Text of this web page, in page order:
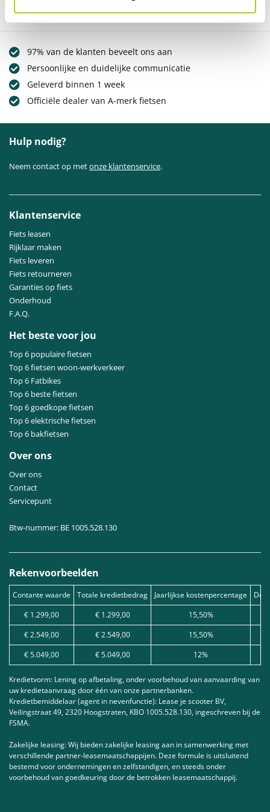
97% van de klanten beveelt ons aan
Persoonlijke en duidelijke communicatie
Geleverd binnen 1 week
Officiële dealer van A-merk fietsen
Hulp nodig?
Neem contact op metonze klantenservice.
Klantenservice
Fiets leasen
Rijklaar maken
Fiets leveren
Fiets retourneren
Garanties op fiets
Onderhoud
F.A.Q.
Het beste voor jou
Top 6 populaire fietsen
Top 6 fietsen woon-werkverkeer
Top 6 Fatbikes
Top 6 beste fietsen
Top 6 goedkope fietsen
Top 6 elektrische fietsen
Top 6 bakfietsen
Over ons
Over ons
Contact
Servicepunt
Btw-nummer: BE 1005.528.130
Rekenvoorbeelden
Contante waarde Totale kredietbedrag Jaarlijkse kostenpercentage
€ 1.299,00
€ 1.299,00
15,50%
€ 2.549,00
€ 2.549,00
15,50%
€ 5.049,00
€ 5.049,00 12%
Kredietvorm: Lening op afbetaling, onder voorbehoud van aanvaarding van
uw kredietaanvraag door één van onze partnerbanken.
Kredietbemiddelaar (agent in nevenfunctie): Lease je scooter BV,
Veilingstraat 49, 2320 Hoogstraten, KBO 1005.528.130, ingeschreven bij de
FSMA.
Zakelijke leasing: Wij bieden zakelijke leasing aan in samenwerking met
verschillende partner-leasemaatschappijen. Deze formule is uitsluitend
bestemd voor ondernemingen en zelfstandigen, en steeds onder
voorbehoud van goedkeuring door de betrokken leasemaatschappij.